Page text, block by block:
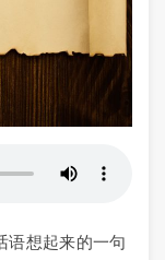
语想起来的一句